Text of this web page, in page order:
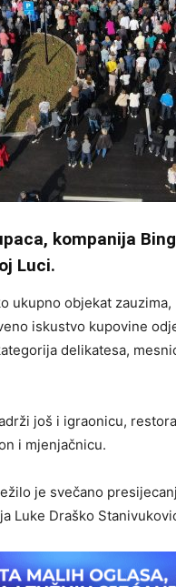
kompanija
Luci.
ukupno objekat
iskustvo kupovine
delikatesa,
još i igraonicu,
i mjenjačnicu.
je svečano
Luke Draško